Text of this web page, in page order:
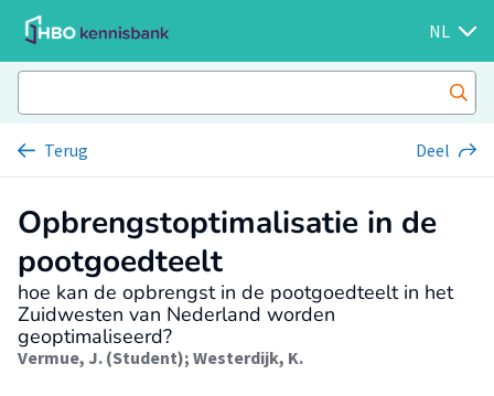
NL
Terug Deel
Opbrengstoptimalisatie in de
pootgoedteelt
hoe kan de opbrengst in de pootgoedteelt in het
Zuidwesten van Nederland worden
geoptimaliseerd?
Vermue, J. (Student); Westerdijk, K.